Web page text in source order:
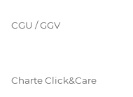
CGU / GGV
Charte Click&Care